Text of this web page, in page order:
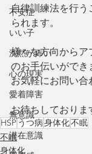
不安症
いい子
沈黙が怖い
心の現実
愛着障害
無意識
潜在意識
自律訓練法を行う
られます。
様々な方向からア
のお手伝いができ
お気軽にお問い合
お待ちしておりま
HSPうつ病身体化不眠
不眠
身体化